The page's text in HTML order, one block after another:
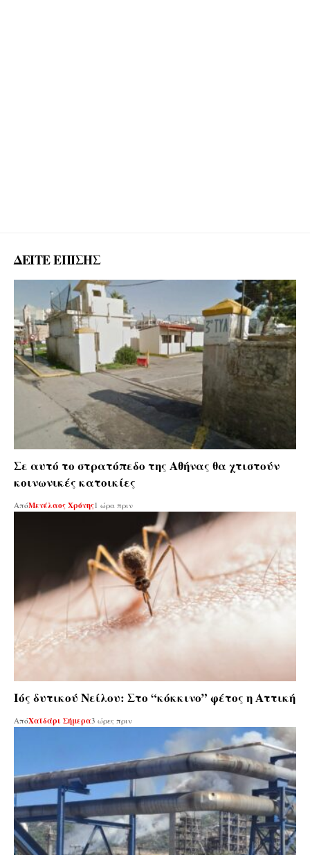
ΔΕΙΤΕ ΕΠΙΣΗΣ
Σε αυτό το στρατόπεδο της Αθήνας θα χτιστούν
κοινωνικές κατοικίες
ΑπόΜενέλαος Χρόνης1 ώρα πριν
Ιός δυτικού Νείλου: Στο “κόκκινο” φέτος η Αττική
ΑπόΧαϊδάρι Σήμερα3 ώρες πριν